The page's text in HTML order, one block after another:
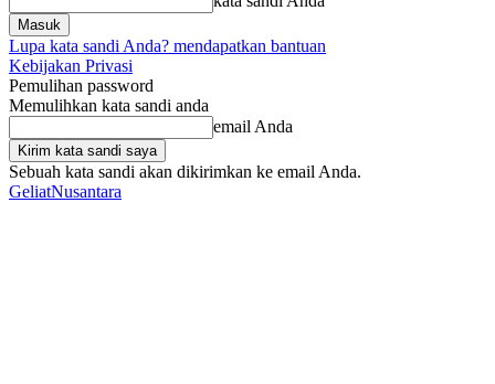
Lupa kata sandi Anda? mendapatkan bantuan
Kebijakan Privasi
Pemulihan password
Memulihkan kata sandi anda
email Anda
Sebuah kata sandi akan dikirimkan ke email Anda.
GeliatNusantara